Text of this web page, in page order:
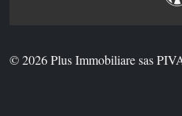
© 2026 Plus Immobiliare sas